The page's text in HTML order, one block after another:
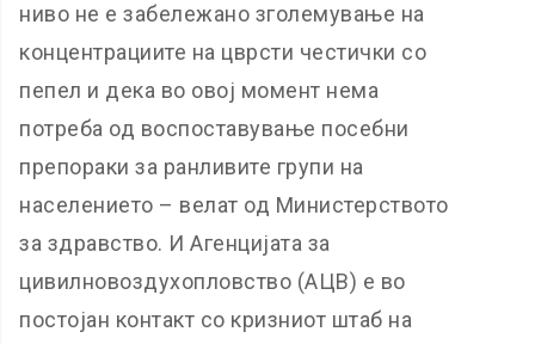
ниво не е забележано зголемување на
концентрациите на цврсти честички со
пепел и дека во овој момент нема
потреба од воспоставување посебни
препораки за ранливите групи на
населението – велат од Министерството
за здравство. И Агенцијата за
цивилновоздухопловство (АЦВ) е во
постојан контакт со кризниот штаб на